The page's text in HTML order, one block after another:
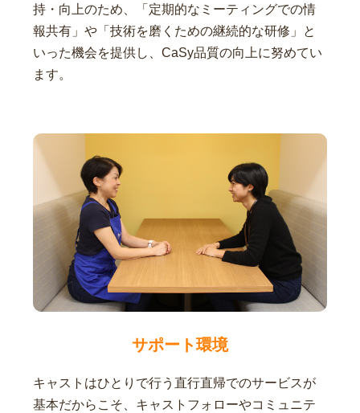
持・向上のため、「定期的なミーティングでの情
報共有」や「技術を磨くための継続的な研修」と
いった機会を提供し、CaSy品質の向上に努めてい
ます。
サポート環境
キャストはひとりで行う直行直帰でのサービスが
基本だからこそ、キャストフォローやコミュニテ